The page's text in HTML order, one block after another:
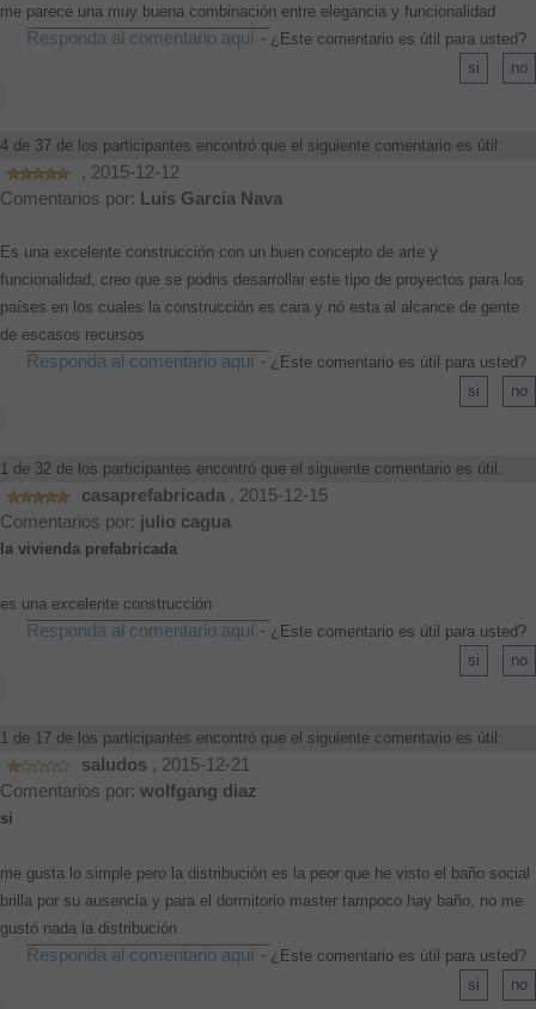
me parece una muy buena combinación entre elegancia y funcionalidad
Responda al comentario aquí - ¿Este comentario es útil para usted?
4 de 37 de los participantes encontró que el siguiente comentario es útil:
, 2015-12-12
Comentarios por: Luis Garcia Nava
Es una excelente construcción con un buen concepto de arte y
funcionalidad, creo que se podris desarrollar este tipo de proyectos para los
países en los cuales la construcción es cara y nó esta al alcance de gente
de escasos recursos
Responda al comentario aquí - ¿Este comentario es útil para usted?
1 de 32 de los participantes encontró que el siguiente comentario es útil:
casaprefabricada , 2015-12-15
Comentarios por: julio cagua
la vivienda prefabricada
es una excelente construcción
Responda al comentario aquí - ¿Este comentario es útil para usted?
1 de 17 de los participantes encontró que el siguiente comentario es útil:
saludos , 2015-12-21
Comentarios por: wolfgang diaz
si
me gusta lo simple pero la distribución es la peor que he visto el baño social
brilla por su ausencia y para el dormitorio master tampoco hay baño, no me
gustó nada la distribución
Responda al comentario aquí - ¿Este comentario es útil para usted?